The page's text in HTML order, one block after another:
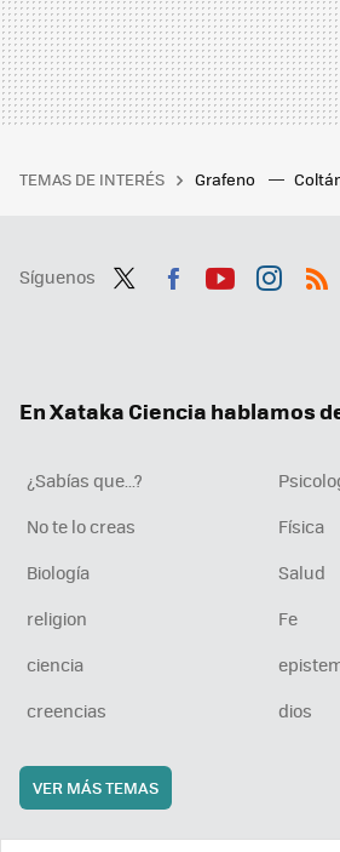
TEMAS DE INTERÉS Grafeno
Síguenos
En Xataka Ciencia hablamos
¿Sabías que...?
No te lo creas
Física
Biología
Salud
religion
Fe
ciencia
creencias
dios
VER MÁS TEMAS